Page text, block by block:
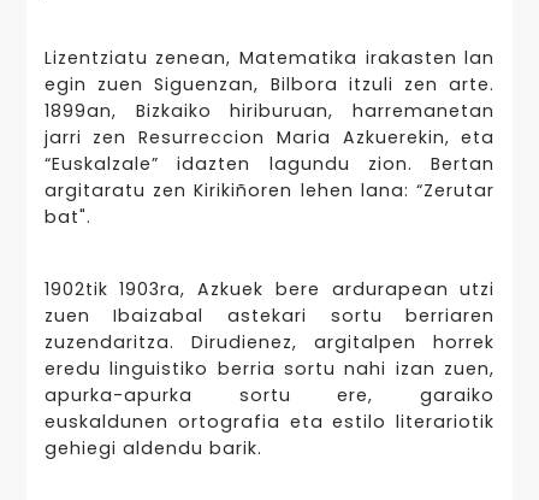
Lizentziatu zenean, Matematika irakasten lan
egin zuen Siguenzan, Bilbora itzuli zen arte.
1899an, Bizkaiko hiriburuan, harremanetan
jarri zen Resurreccion Maria Azkuerekin, eta
“Euskalzale” idazten lagundu zion. Bertan
argitaratu zen Kirikiñoren lehen lana: “Zerutar
bat".
1902tik 1903ra, Azkuek bere ardurapean utzi
zuen Ibaizabal astekari sortu berriaren
zuzendaritza. Dirudienez, argitalpen horrek
eredu linguistiko berria sortu nahi izan zuen,
apurka-apurka sortu ere, garaiko
euskaldunen ortografia eta estilo literariotik
gehiegi aldendu barik.